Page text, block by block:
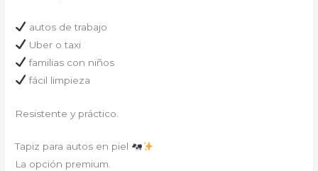
autos de trabajo
Uber o taxi
familias con niños
fácil limpieza
Resistente y práctico.
Tapiz para autos en piel
La opción premium.